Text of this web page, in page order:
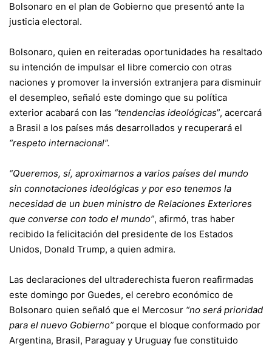
Bolsonaro en el plan de Gobierno que presentó ante la
justicia electoral.
Bolsonaro, quien en reiteradas oportunidades ha resaltado
su intención de impulsar el libre comercio con otras
naciones y promover la inversión extranjera para disminuir
el desempleo, señaló este domingo que su política
exterior acabará con las “tendencias ideológicas”, acercará
a Brasil a los países más desarrollados y recuperará el
“respeto internacional”.
“Queremos, sí, aproximarnos a varios países del mundo
sin connotaciones ideológicas y por eso tenemos la
necesidad de un buen ministro de Relaciones Exteriores
que converse con todo el mundo”, afirmó, tras haber
recibido la felicitación del presidente de los Estados
Unidos, Donald Trump, a quien admira.
Las declaraciones del ultraderechista fueron reafirmadas
este domingo por Guedes, el cerebro económico de
Bolsonaro quien señaló que el Mercosur “no será prioridad
para el nuevo Gobierno” porque el bloque conformado por
Argentina, Brasil, Paraguay y Uruguay fue constituido